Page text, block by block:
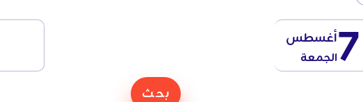
7أغسطس
الجمعة
بحث